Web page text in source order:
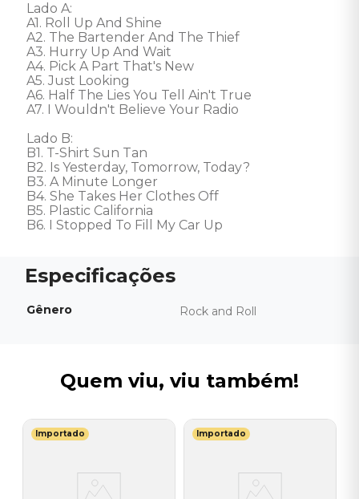
Lado A:
A1. Roll Up And Shine
A2. The Bartender And The Thief
A3. Hurry Up And Wait
A4. Pick A Part That's New
A5. Just Looking
A6. Half The Lies You Tell Ain't True
A7. I Wouldn't Believe Your Radio
Lado B:
B1. T-Shirt Sun Tan
B2. Is Yesterday, Tomorrow, Today?
B3. A Minute Longer
B4. She Takes Her Clothes Off
B5. Plastic California
B6. I Stopped To Fill My Car Up
Gênero Rock and Roll
Quem viu, viu também!
Importado Importado